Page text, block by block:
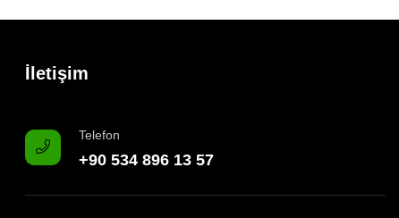
İletişim
Telefon
+90 534 896 13 57